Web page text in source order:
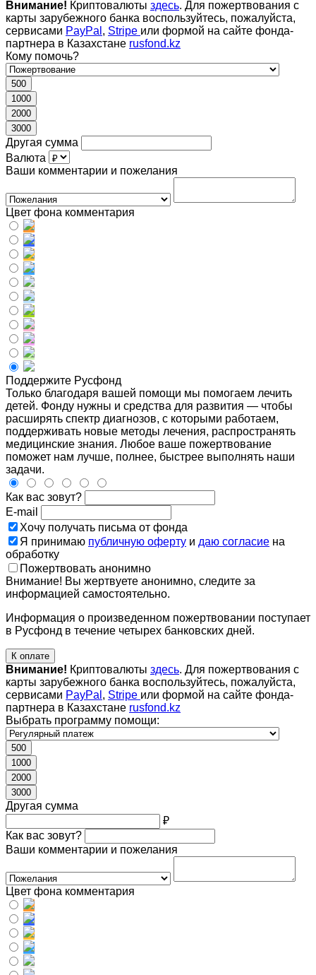
Внимание! Криптовалюты здесь. Для пожертвования с
карты зарубежного банка воспользуйтесь, пожалуйста,
сервисами PayPal , Stripe или формой на сайте фонда-
партнера в Казахстане rusfond.kz
Кому помочь?
500
1000
2000
3000
Другая сумма
Валюта
Ваши комментарии и пожелания
Цвет фона комментария
Поддержите Русфонд
Только благодаря вашей помощи мы помогаем лечить
детей. Фонду нужны и средства для развития — чтобы
расширять спектр диагнозов, с которыми работаем,
поддерживать новые методы лечения, распространять
медицинские знания. Любое ваше пожертвование
поможет нам лучше, полнее, быстрее выполнять наши
задачи.
Как вас зовут?
E-mail
Хочу получать письма от фонда
Я принимаю публичную оферту и даю согласие на
обработку
Пожертвовать анонимно
Внимание! Вы жертвуете анонимно, следите за
информацией самостоятельно.
Информация о произведенном пожертвовании поступает
в Русфонд в течение четырех банковских дней.
К оплате
Внимание! Криптовалюты здесь. Для пожертвования с
карты зарубежного банка воспользуйтесь, пожалуйста,
сервисами PayPal , Stripe или формой на сайте фонда-
партнера в Казахстане rusfond.kz
Выбрать программу помощи:
500
1000
2000
3000
Другая сумма
₽
Как вас зовут?
Ваши комментарии и пожелания
Цвет фона комментария